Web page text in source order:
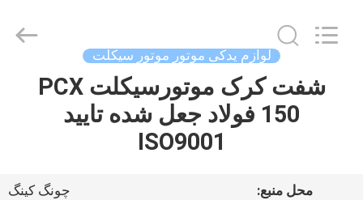
خونه
لوازم یدکی موتور موتور سیکلت
شفت کرک موتورسیکلت PCX
150 فولاد جعل شده تایید
ISO9001
محل منبع:
چونگ کینگ